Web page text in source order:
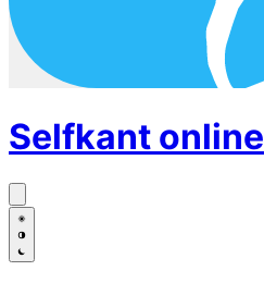
Selfkant online